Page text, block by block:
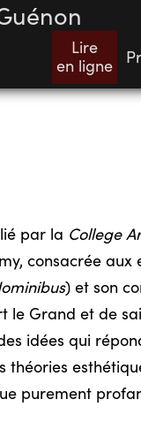
Lire
en ligne
par la College
consacrée aux
) et son
Grand et de
idées qui
purement